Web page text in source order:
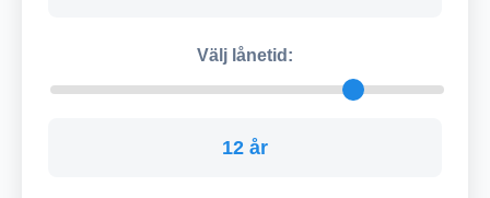
Välj lånetid:
12 år